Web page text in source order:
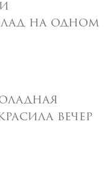
на одном
вечер